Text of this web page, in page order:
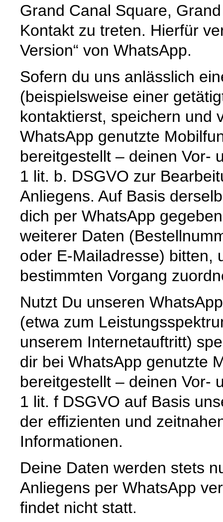
Grand Canal Square,
Kontakt zu treten. Hierfür
Version“ von WhatsApp.
Sofern du uns anlässlich
(beispielsweise einer
kontaktierst, speichern und
WhatsApp genutzte
bereitgestellt – deinen Vor-
1 lit. b. DSGVO zur
Anliegens. Auf Basis
dich per WhatsApp
weiterer Daten
oder E-Mailadresse) bitten,
bestimmten Vorgang
Nutzt Du unseren
(etwa zum
unserem Internetauftritt)
dir bei WhatsApp genutzte
bereitgestellt – deinen Vor-
1 lit. f DSGVO auf Basis
der effizienten und
Informationen.
Deine Daten werden stets
Anliegens per WhatsApp
findet nicht statt.